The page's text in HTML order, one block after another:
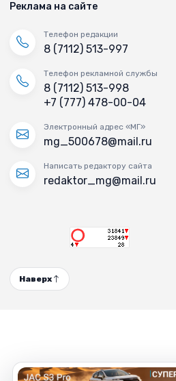
Реклама на сайте
Телефон редакции
8 (7112) 513-997
Телефон рекламной службы
8 (7112) 513-998
+7 (777) 478-00-04
Электронный адрес «МГ»
mg_500678@mail.ru
Написать редактору сайта
redaktor_mg@mail.ru
Наверх